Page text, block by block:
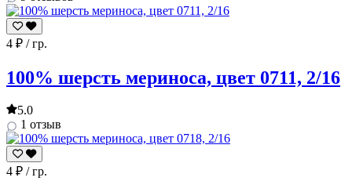
4 ₽ / гр.
100% шерсть мериноса, цвет 0711, 2/16
5.0
1 отзыв
4 ₽ / гр.